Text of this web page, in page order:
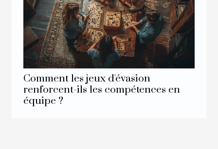
Comment les jeux d'évasion
renforcent-ils les compétences en
équipe ?